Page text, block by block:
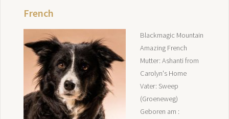
French
Blackmagic Mountain
Amazing French
Mutter: Ashanti from
Carolyn's Home
Vater: Sweep
(Groeneweg)
Geboren am :